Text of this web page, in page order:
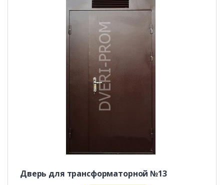
Дверь для трансформаторной №13